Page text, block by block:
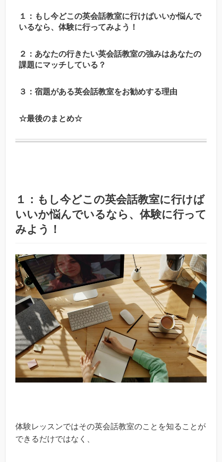
１：もし今どこの英会話教室に行けばいいか悩んで
いるなら、体験に行ってみよう！
２：あなたの行きたい英会話教室の強みはあなたの
課題にマッチしている？
３：宿題がある英会話教室をお勧めする理由
☆最後のまとめ☆
１：もし今どこの英会話教室に行けば
いいか悩んでいるなら、体験に行って
みよう！
体験レッスンではその英会話教室のことを知ることが
できるだけではなく、